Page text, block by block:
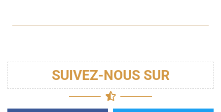
SUIVEZ-NOUS SUR